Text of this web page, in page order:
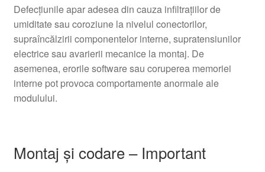
Defecțiunile apar adesea din cauza infiltrațiilor de
umiditate sau coroziune la nivelul conectorilor,
supraîncălzirii componentelor interne, supratensiunilor
electrice sau avarierii mecanice la montaj. De
asemenea, erorile software sau coruperea memoriei
interne pot provoca comportamente anormale ale
modulului.
Montaj și codare – Important